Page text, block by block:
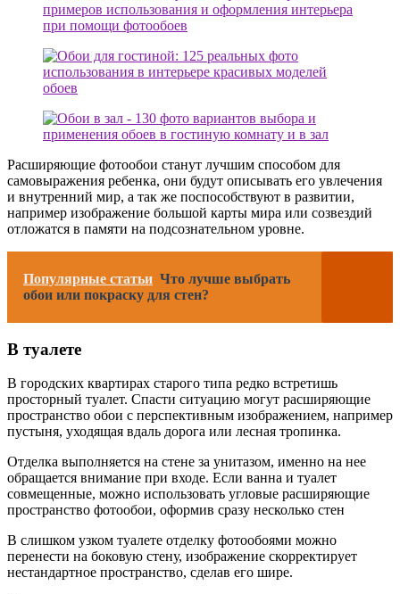
Расширяющие фотообои станут лучшим способом для
самовыражения ребенка, они будут описывать его увлечения
и внутренний мир, а так же поспособствуют в развитии,
например изображение большой карты мира или созвездий
отложатся в памяти на подсознательном уровне.
Популярные статьи Что лучше выбрать
обои или покраску для стен?
В туалете
В городских квартирах старого типа редко встретишь
просторный туалет. Спасти ситуацию могут расширяющие
пространство обои с перспективным изображением, например
пустыня, уходящая вдаль дорога или лесная тропинка.
Отделка выполняется на стене за унитазом, именно на нее
обращается внимание при входе. Если ванна и туалет
совмещенные, можно использовать угловые расширяющие
пространство фотообои, оформив сразу несколько стен
В слишком узком туалете отделку фотообоями можно
перенести на боковую стену, изображение скорректирует
нестандартное пространство, сделав его шире.